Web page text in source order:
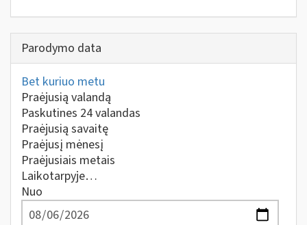
Parodymo data
Bet kuriuo metu
Praėjusią valandą
Paskutines 24 valandas
Praėjusią savaitę
Praėjusį mėnesį
Praėjusiais metais
Laikotarpyje…
Nuo